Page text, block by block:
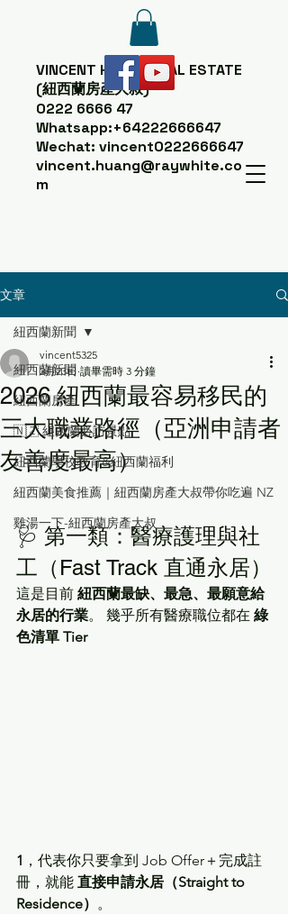
VINCENT HUANGREAL ESTATE
(紐西蘭房產大叔)
0222 6666 47
Whatsapp:+64222666647
Wechat: vincent0222666647
vincent.huang@raywhite.co
m
文章
紐西蘭新聞
紐西蘭房產
🇳🇿 紐西蘭必訪景點
紐西蘭學校教育&紐西蘭福利
紐西蘭美食推薦｜紐西蘭房產大叔帶你吃遍 NZ
雞湯一下-紐西蘭房產大叔
紐西蘭新聞
2026 紐西蘭最容易移民的
三大職業路徑（亞洲申請者
友善度最高）
vincent5325
2月23日 讀畢需時 3 分鐘
🩺 第一類：醫療護理與社
工（Fast Track 直通永居）
這是目前 紐西蘭最缺、最急、最願意給
永居的行業。 幾乎所有醫療職位都在 綠
色清單 Tier
1 ，代表你只要拿到 Job Offer＋完成註
冊，就能 直接申請永居（Straight to
Residence） 。